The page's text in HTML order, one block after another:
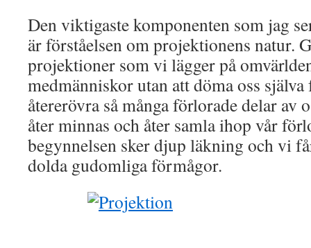
Den viktigaste komponenten som jag
är förståelsen om projektionens natur.
projektioner som vi lägger på
medmänniskor utan att döma oss
återerövra så många förlorade delar av
åter minnas och åter samla ihop vår
begynnelsen sker djup läkning och vi
dolda gudomliga förmågor.